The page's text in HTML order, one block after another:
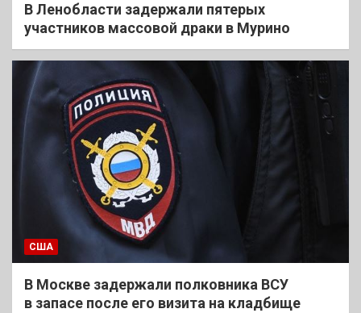
В Ленобласти задержали пятерых
участников массовой драки в Мурино
США
В Москве задержали полковника ВСУ
в запасе после его визита на кладбище